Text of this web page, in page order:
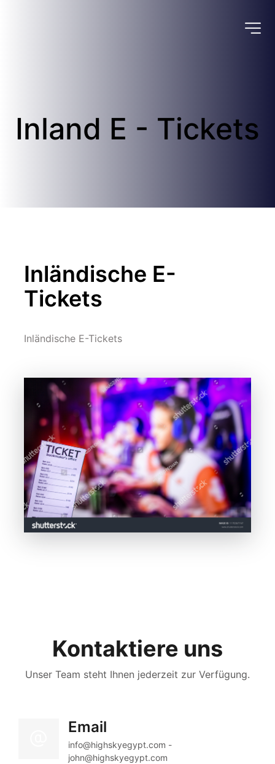
Inland E - Tickets
Inländische E-
Tickets
Inländische E-Tickets
Kontaktiere uns
Unser Team steht Ihnen jederzeit zur Verfügung.
Email
info@highskyegypt.com -
john@highskyegypt.com